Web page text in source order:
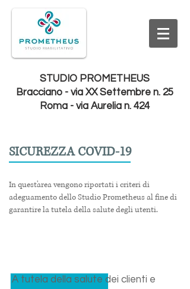
STUDIO PROMETHEUS
Bracciano - via XX Settembre n. 25
Roma - via Aurelia n. 424
SICUREZZA COVID-19
In quest'area vengono riportati i criteri di
adeguamento dello Studio Prometheus al fine di
garantire la tutela della salute degli utenti.
A tutela della salute dei clienti e